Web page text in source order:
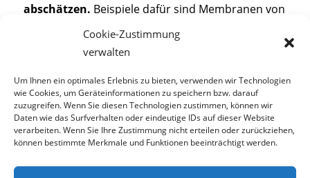
Cookie-Zustimmung
verwalten
Um Ihnen ein optimales Erlebnis zu bieten, verwenden wir Technologien
wie Cookies, um Geräteinformationen zu speichern bzw. darauf
zuzugreifen. Wenn Sie diesen Technologien zustimmen, können wir
Daten wie das Surfverhalten oder eindeutige IDs auf dieser Website
verarbeiten. Wenn Sie Ihre Zustimmung nicht erteilen oder zurückziehen,
können bestimmte Merkmale und Funktionen beeinträchtigt werden.
abschätzen. Beispiele dafür sind Membranen von
Lautsprechern oder großen Linsen von Fernrohr-
Objekten. Die Durchbiegung komplexerer Objekte
dagegenBiegeversucheim Labor oder
Zerlegungen in einfachere Teile.